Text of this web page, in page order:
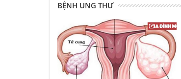
BỆNH UNG THƯ